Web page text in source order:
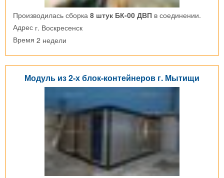
Производилась сборка 8 штук БК-00 ДВП в соединении.
Адрес г. Воскресенск
Время 2 недели
Модуль из 2-х блок-контейнеров г. Мытищи